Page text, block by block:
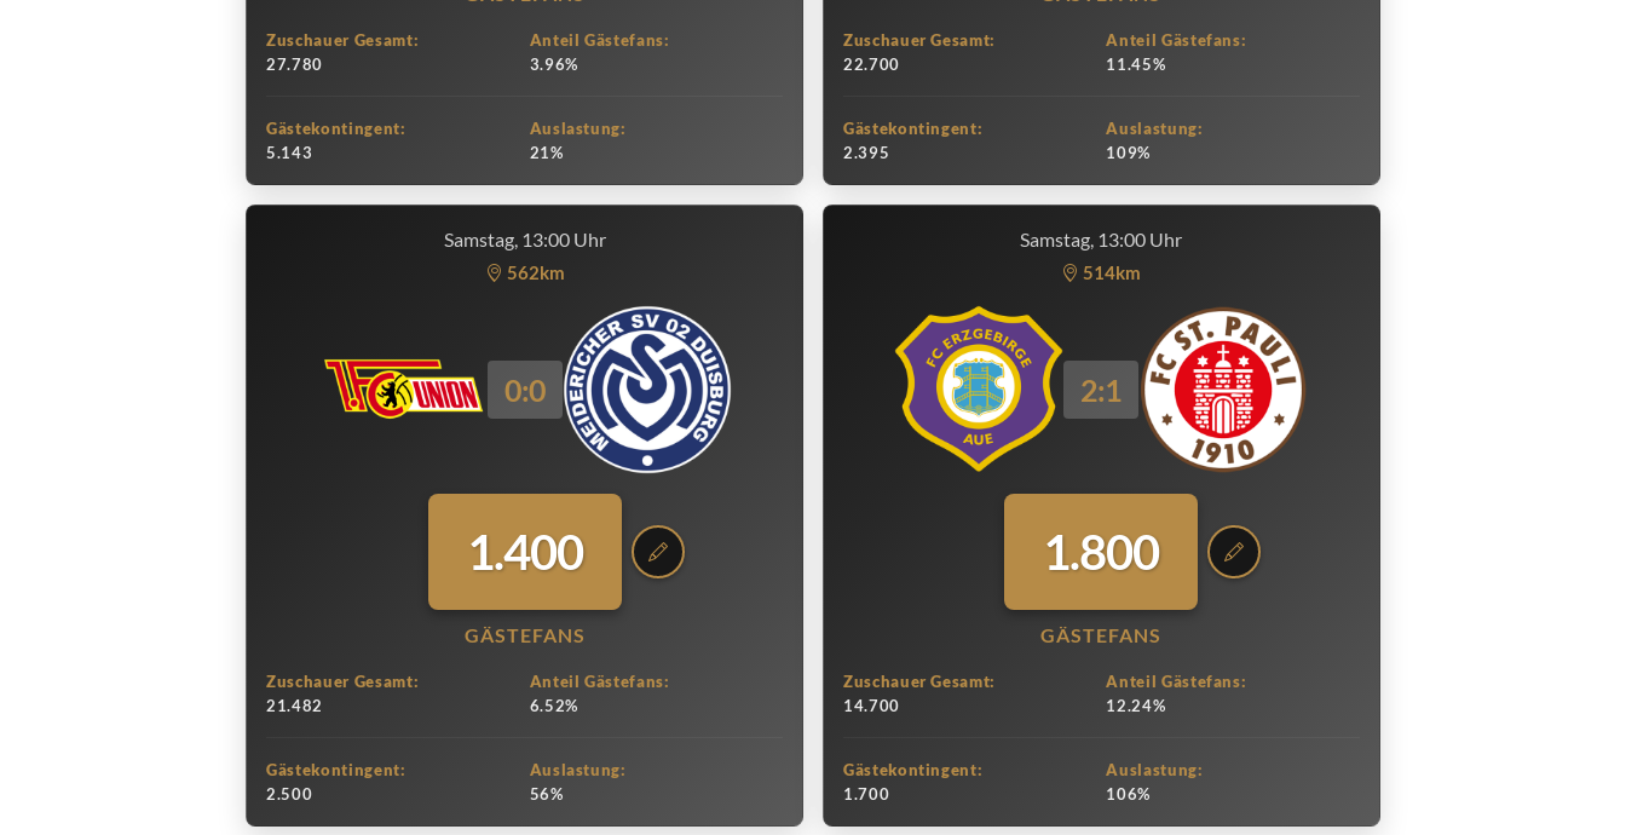
Zuschauer Gesamt:
27.780
Anteil Gästefans:
3.96%
Gästekontingent:
5.143
Auslastung:
21%
Zuschauer Gesamt:
22.700
Anteil Gästefans:
11.45%
Gästekontingent:
2.395
Auslastung:
109%
Samstag, 13:00 Uhr
562km
0:0
1.400
GÄSTEFANS
Zuschauer Gesamt:
21.482
Anteil Gästefans:
6.52%
Gästekontingent:
2.500
Auslastung:
56%
Samstag, 13:00 Uhr
514km
2:1
1.800
GÄSTEFANS
Zuschauer Gesamt:
14.700
Anteil Gästefans:
12.24%
Gästekontingent:
1.700
Auslastung:
106%